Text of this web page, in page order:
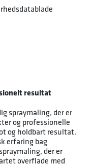
resultat
spraymaling, der er
og professionelle
og holdbart resultat.
erfaring bag
der er
overflade med